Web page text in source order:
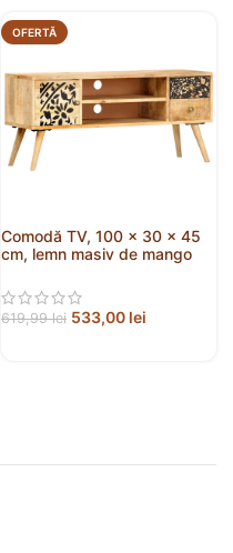
OFERTĂ
Comodă TV, 100 x 30 x 45
cm, lemn masiv de mango
619,99lei 533,00 lei